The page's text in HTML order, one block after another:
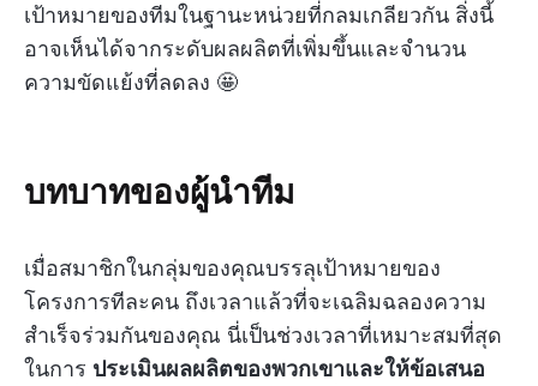
เป้าหมายของทีมในฐานะหน่วยที่กลมเกลียวกัน สิ่งนี้
อาจเห็นได้จากระดับผลผลิตที่เพิ่มขึ้นและจำนวน
ความขัดแย้งที่ลดลง 🤩
บทบาทของผู้นำทีม
เมื่อสมาชิกในกลุ่มของคุณบรรลุเป้าหมายของ
โครงการทีละคน ถึงเวลาแล้วที่จะเฉลิมฉลองความ
สำเร็จร่วมกันของคุณ นี่เป็นช่วงเวลาที่เหมาะสมที่สุด
ในการ ประเมินผลผลิตของพวกเขาและให้ข้อเสนอ